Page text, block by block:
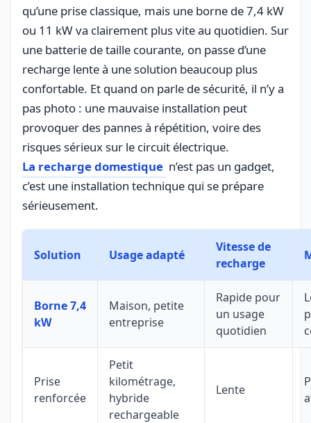
qu’une prise classique, mais une borne de 7,4 kW
ou 11 kW va clairement plus vite au quotidien. Sur
une batterie de taille courante, on passe d’une
recharge lente à une solution beaucoup plus
confortable. Et quand on parle de sécurité, il n’y a
pas photo : une mauvaise installation peut
provoquer des pannes à répétition, voire des
risques sérieux sur le circuit électrique.
La recharge domestique n’est pas un gadget,
c’est une installation technique qui se prépare
sérieusement.
Solution Usage adapté
Vitesse de
recharge
Borne 7,4
kW
Maison, petite
entreprise
Rapide pour
un usage
quotidien
Prise
renforcée
Petit
kilométrage,
hybride
rechargeable
Lente